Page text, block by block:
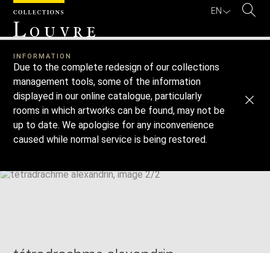
LOUVRE
EN
INFORMATION
Due to the complete redesign of our collections
management tools, some of the information
displayed in our online catalogue, particularly
rooms in which artworks can be found, may not be
up to date. We apologise for any inconvenience
caused while normal service is being restored.
image
in
new
window
Enlarge
image
in
new
window
caption:
image
SKIP IMAGE CAROUSEL
in
Zoom
Fullscreen
Modal
Download
Next
Previous
download
options
CANCEL
CONFIRM